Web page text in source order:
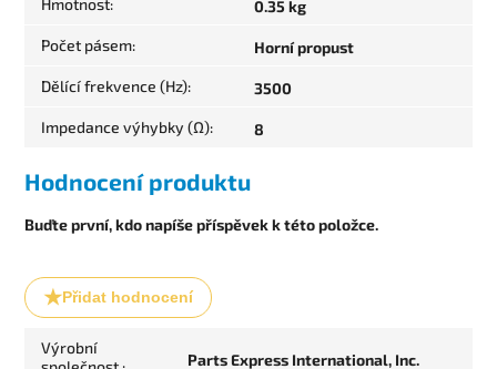
0.35 kg
Počet pásem: Horní propust
Dělící frekvence (Hz): 3500
Impedance výhybky (Ω): 8
Hodnocení produktu
Buďte první, kdo napíše příspěvek k této položce.
Přidat hodnocení
Výrobní
Parts Express International, Inc.